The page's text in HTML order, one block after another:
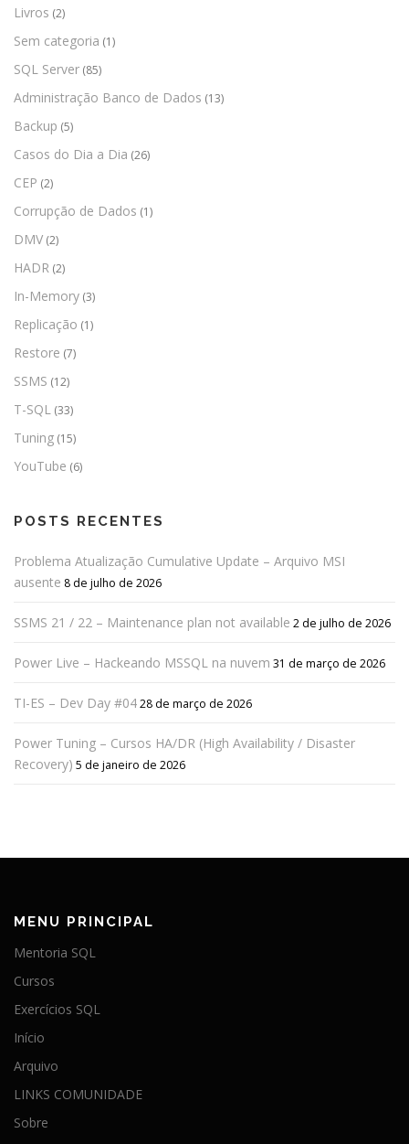
Livros (2)
Sem categoria (1)
SQL Server (85)
Administração Banco de Dados (13)
Backup (5)
Casos do Dia a Dia (26)
CEP (2)
Corrupção de Dados (1)
DMV (2)
HADR (2)
In-Memory (3)
Replicação (1)
Restore (7)
SSMS (12)
T-SQL (33)
Tuning (15)
YouTube (6)
POSTS RECENTES
Problema Atualização Cumulative Update – Arquivo MSI
ausente 8 de julho de 2026
SSMS 21 / 22 – Maintenance plan not available 2 de julho de 2026
Power Live – Hackeando MSSQL na nuvem 31 de março de 2026
TI-ES – Dev Day #0428 de março de 2026
Power Tuning – Cursos HA/DR (High Availability / Disaster
Recovery) 5 de janeiro de 2026
MENU PRINCIPAL
Mentoria SQL
Cursos
Exercícios SQL
Início
Arquivo
LINKS COMUNIDADE
Sobre